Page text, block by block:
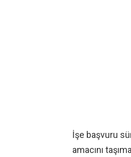
İşe başvuru
amacını